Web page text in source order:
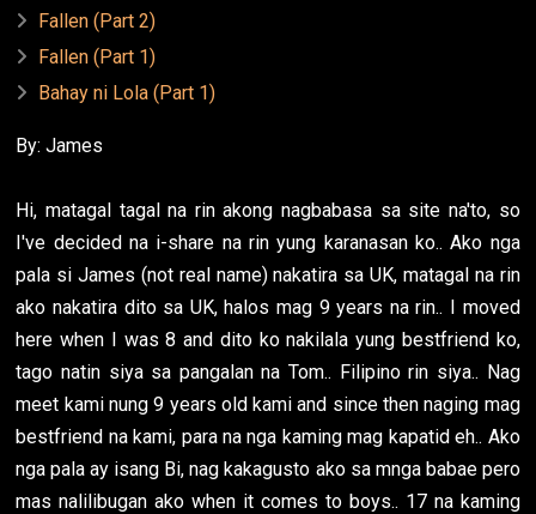
Fallen (Part 2)
Fallen (Part 1)
Bahay ni Lola (Part 1)
By: James
Hi, matagal tagal na rin akong nagbabasa sa site na'to, so
I've decided na i-share na rin yung karanasan ko.. Ako nga
pala si James (not real name) nakatira sa UK, matagal na rin
ako nakatira dito sa UK, halos mag 9 years na rin.. I moved
here when I was 8 and dito ko nakilala yung bestfriend ko,
tago natin siya sa pangalan na Tom.. Filipino rin siya.. Nag
meet kami nung 9 years old kami and since then naging mag
bestfriend na kami, para na nga kaming mag kapatid eh.. Ako
nga pala ay isang Bi, nag kakagusto ako sa mnga babae pero
mas nalilibugan ako when it comes to boys.. 17 na kaming